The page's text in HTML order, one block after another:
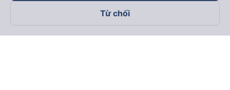
Theo dõi chúng tôi trên
Từ chối